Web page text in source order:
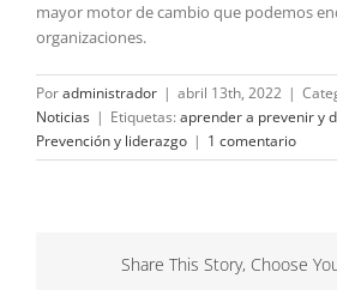
mayor motor de cambio que podemos
organizaciones.
Poradministrador | abril 13th, 2022 |
Noticias | Etiquetas: aprender a prevenir y
Prevención y liderazgo | 1 comentario
Share This Story, Choose